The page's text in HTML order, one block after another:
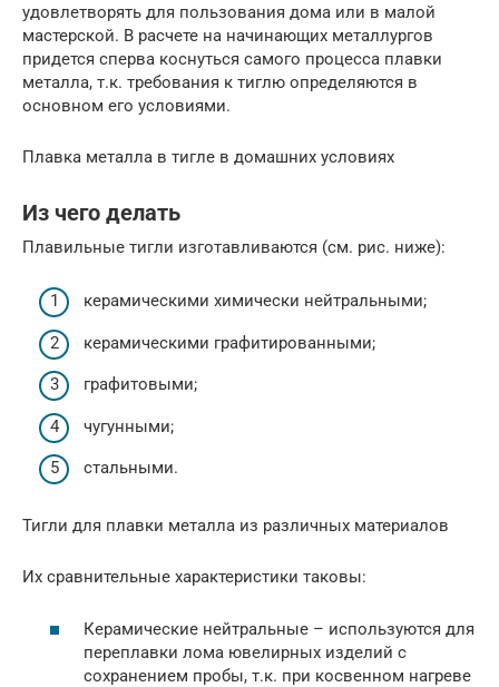
удовлетворять для пользования дома или в малой
мастерской. В расчете на начинающих металлургов
придется сперва коснуться самого процесса плавки
металла, т.к. требования к тиглю определяются в
основном его условиями.
Плавка металла в тигле в домашних условиях
Из чего делать
Плавильные тигли изготавливаются (см. рис. ниже):
керамическими химически нейтральными;
керамическими графитированными;
графитовыми;
чугунными;
стальными.
Тигли для плавки металла из различных материалов
Их сравнительные характеристики таковы:
Керамические нейтральные – используются для
переплавки лома ювелирных изделий с
сохранением пробы, т.к. при косвенном нагреве